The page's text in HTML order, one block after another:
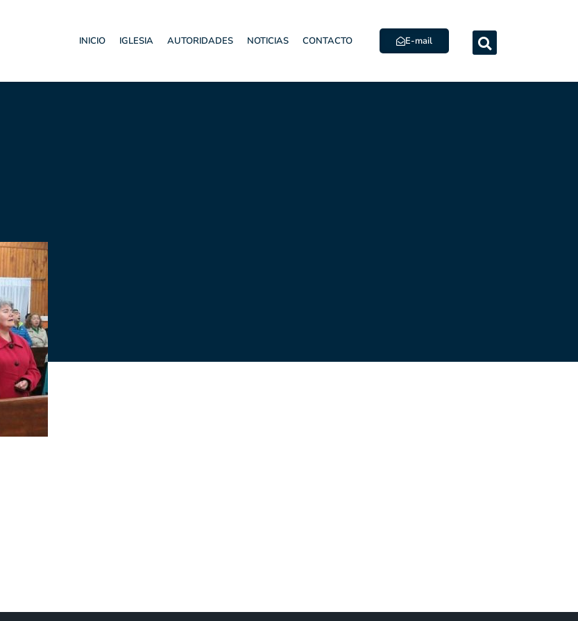
INICIO IGLESIA AUTORIDADES NOTICIAS CONTACTO E-mail